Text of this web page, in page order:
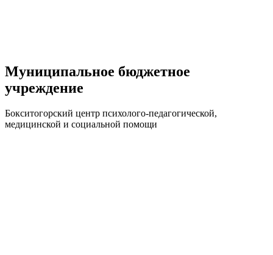
Муниципальное бюджетное
учреждение
Бокситогорский центр психолого-педагогической,
медицинской и социальной помощи